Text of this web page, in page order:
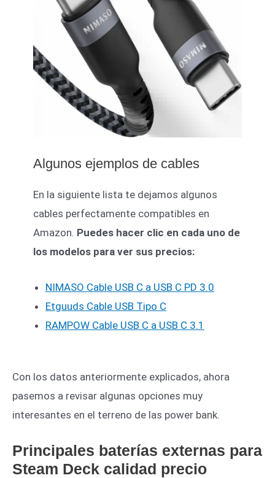
Algunos ejemplos de cables
En la siguiente lista te dejamos algunos
cables perfectamente compatibles en
Amazon. Puedes hacer clic en cada uno de
los modelos para ver sus precios:
NIMASO Cable USB C a USB C PD 3.0
Etguuds Cable USB Tipo C
RAMPOW Cable USB C a USB C 3.1
Con los datos anteriormente explicados, ahora
pasemos a revisar algunas opciones muy
interesantes en el terreno de las power bank.
Principales baterías externas para
Steam Deck calidad precio